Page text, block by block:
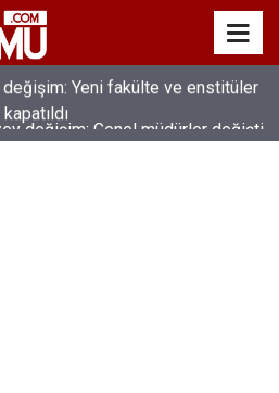
değişim: Genel müdürler değişti,